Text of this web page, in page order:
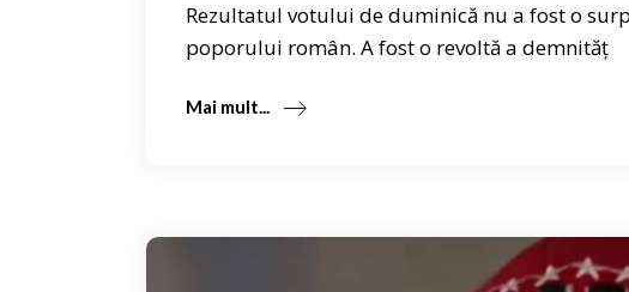
Rezultatul votului de duminică nu a fost o
poporului român. A fost o revoltă a demnităț
Mai mult...